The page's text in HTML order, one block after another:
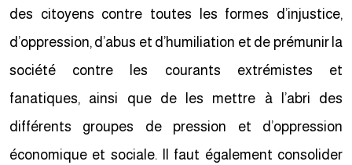
des citoyens contre toutes les formes d’injustice,
d’oppression, d’abus et d’humiliation et de prémunir la
société contre les courants extrémistes et
fanatiques, ainsi que de les mettre à l’abri des
différents groupes de pression et d’oppression
économique et sociale. Il faut également consolider